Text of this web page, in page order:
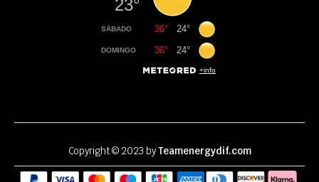
Copyright © 2023 byTeamenergydif.com